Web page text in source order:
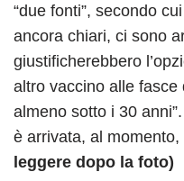
“due fonti”, secondo
ancora chiari, ci sono
giustificherebbero
altro vaccino alle
almeno sotto i 30
è arrivata, al momento,
leggere dopo la foto)